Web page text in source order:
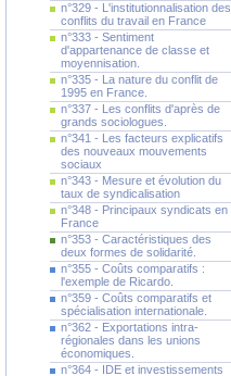
n°329 - L'institutionnalisation des
conflits du travail en France
n°333 - Sentiment
d'appartenance de classe et
moyennisation.
n°335 - La nature du conflit de
1995 en France.
n°337 - Les conflits d'après de
grands sociologues.
n°341 - Les facteurs explicatifs
des nouveaux mouvements
sociaux
n°343 - Mesure et évolution du
taux de syndicalisation
n°348 - Principaux syndicats en
France
n°353 - Caractéristiques des
deux formes de solidarité.
n°355 - Coûts comparatifs :
l'exemple de Ricardo.
n°359 - Coûts comparatifs et
spécialisation internationale.
n°362 - Exportations intra-
régionales dans les unions
économiques.
n°364 - IDE et investissements